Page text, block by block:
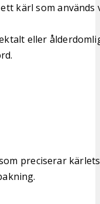
kärl som används
eller
preciserar kärlets